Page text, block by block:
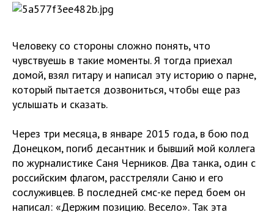
Человеку со стороны сложно понять, что
чувствуешь в такие моменты. Я тогда приехал
домой, взял гитару и написал эту историю о парне,
который пытается дозвониться, чтобы еще раз
услышать и сказать.
Через три месяца, в январе 2015 года, в бою под
Донецком, погиб десантник и бывший мой коллега
по журналистике Саня Черников. Два танка, один с
российским флагом, расстреляли Саню и его
сослуживцев. В последней смс-ке перед боем он
написал: «Держим позицию. Весело». Так эта